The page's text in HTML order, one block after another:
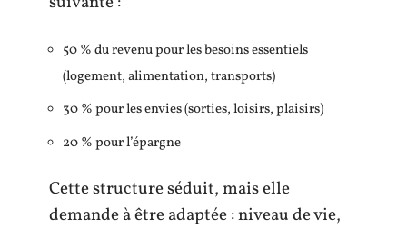
50 % du revenu pour les besoins essentiels
(logement, alimentation, transports)
30 % pour les envies (sorties, loisirs, plaisirs)
20 % pour l’épargne
Cette structure séduit, mais elle
demande à être adaptée : niveau de vie,